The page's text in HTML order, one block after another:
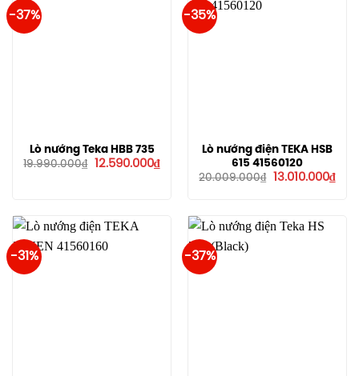
-37%
Lò nướng Teka HBB 735
19.990.000₫
Giá
12.590.000₫Giá
-35%
Lò nướng điện TEKA HSB
615 41560120
20.009.000₫
Giá
13.010.000₫Giá
-31% -37%